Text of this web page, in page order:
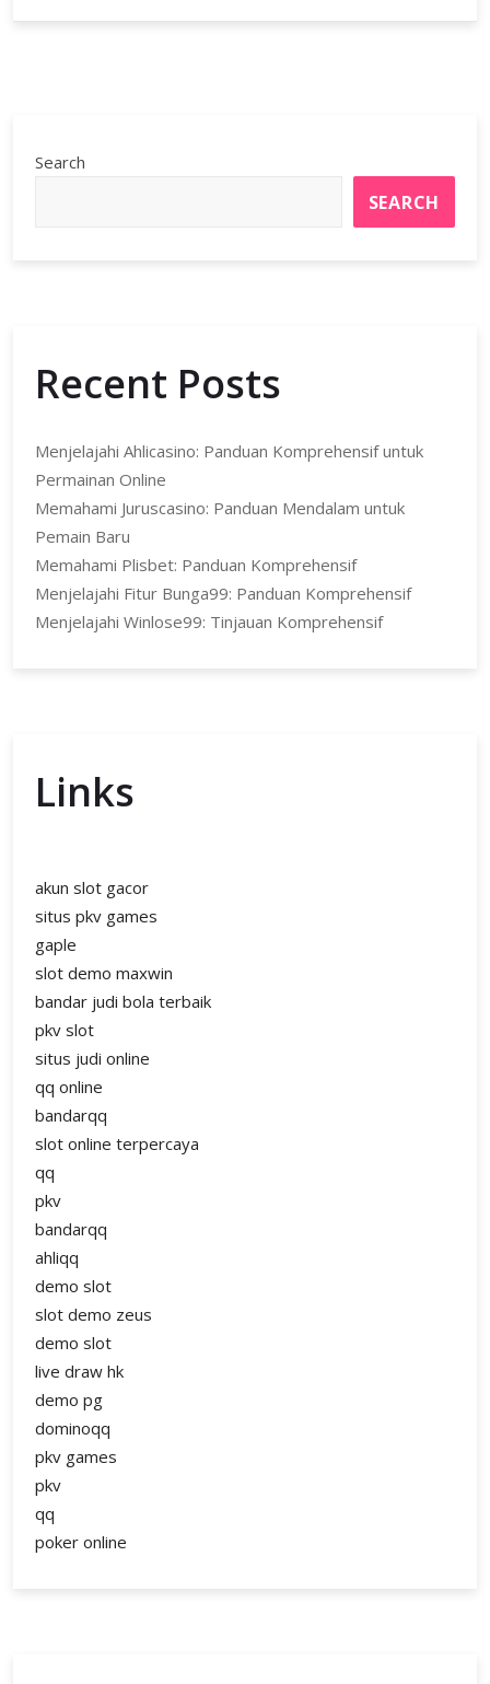
Search
SEARCH
Recent Posts
Menjelajahi Ahlicasino: Panduan Komprehensif untuk
Permainan Online
Memahami Juruscasino: Panduan Mendalam untuk
Pemain Baru
Memahami Plisbet: Panduan Komprehensif
Menjelajahi Fitur Bunga99: Panduan Komprehensif
Menjelajahi Winlose99: Tinjauan Komprehensif
Links
akun slot gacor
situs pkv games
gaple
slot demo maxwin
bandar judi bola terbaik
pkv slot
situs judi online
qq online
bandarqq
slot online terpercaya
qq
pkv
bandarqq
ahliqq
demo slot
slot demo zeus
demo slot
live draw hk
demo pg
dominoqq
pkv games
pkv
qq
poker online